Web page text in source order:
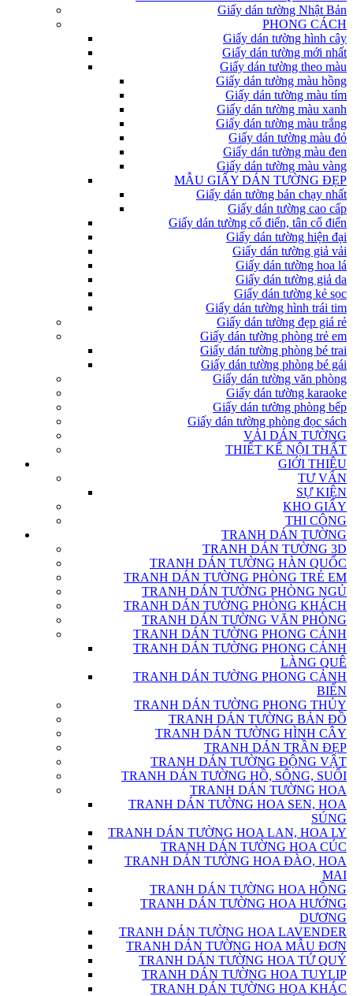
Giấy dán tường Nhật Bản
PHONG CÁCH
Giấy dán tường hình cây
Giấy dán tường mới nhất
Giấy dán tường theo màu
Giấy dán tường màu hồng
Giấy dán tường màu tím
Giấy dán tường màu xanh
Giấy dán tường màu trắng
Giấy dán tường màu đỏ
Giấy dán tường màu đen
Giấy dán tường màu vàng
MẪU GIẤY DÁN TƯỜNG ĐẸP
Giấy dán tường bán chạy nhất
Giấy dán tường cao cấp
Giấy dán tường cổ điển, tân cổ điển
Giấy dán tường hiện đại
Giấy dán tường giả vải
Giấy dán tường hoa lá
Giấy dán tường giả da
Giấy dán tường kẻ sọc
Giấy dán tường hình trái tim
Giấy dán tường đẹp giá rẻ
Giấy dán tường phòng trẻ em
Giấy dán tường phòng bé trai
Giấy dán tường phòng bé gái
Giấy dán tường văn phòng
Giấy dán tường karaoke
Giấy dán tường phòng bếp
Giấy dán tường phòng đọc sách
VẢI DÁN TƯỜNG
THIẾT KẾ NỘI THẤT
GIỚI THIỆU
TƯ VẤN
SỰ KIỆN
KHO GIẤY
THI CÔNG
TRANH DÁN TƯỜNG
TRANH DÁN TƯỜNG 3D
TRANH DÁN TƯỜNG HÀN QUỐC
TRANH DÁN TƯỜNG PHÒNG TRẺ EM
TRANH DÁN TƯỜNG PHÒNG NGỦ
TRANH DÁN TƯỜNG PHÒNG KHÁCH
TRANH DÁN TƯỜNG VĂN PHÒNG
TRANH DÁN TƯỜNG PHONG CẢNH
TRANH DÁN TƯỜNG PHONG CẢNH
LÀNG QUÊ
TRANH DÁN TƯỜNG PHONG CẢNH
BIỂN
TRANH DÁN TƯỜNG PHONG THỦY
TRANH DÁN TƯỜNG BẢN ĐỒ
TRANH DÁN TƯỜNG HÌNH CÂY
TRANH DÁN TRẦN ĐẸP
TRANH DÁN TƯỜNG ĐỘNG VẬT
TRANH DÁN TƯỜNG HỒ, SÔNG, SUỐI
TRANH DÁN TƯỜNG HOA
TRANH DÁN TƯỜNG HOA SEN, HOA
SÚNG
TRANH DÁN TƯỜNG HOA LAN, HOA LY
TRANH DÁN TƯỜNG HOA CÚC
TRANH DÁN TƯỜNG HOA ĐÀO, HOA
MAI
TRANH DÁN TƯỜNG HOA HỒNG
TRANH DÁN TƯỜNG HOA HƯỚNG
DƯƠNG
TRANH DÁN TƯỜNG HOA LAVENDER
TRANH DÁN TƯỜNG HOA MẪU ĐƠN
TRANH DÁN TƯỜNG HOA TỨ QUÝ
TRANH DÁN TƯỜNG HOA TUYLIP
TRANH DÁN TƯỜNG HOA KHÁC